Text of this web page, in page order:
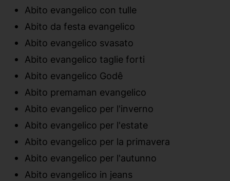
Abito evangelico con tulle
Abito da festa evangelico
Abito evangelico svasato
Abito evangelico taglie forti
Abito evangelico Godê
Abito premaman evangelico
Abito evangelico per l'inverno
Abito evangelico per l'estate
Abito evangelico per la primavera
Abito evangelico per l'autunno
Abito evangelico in jeans